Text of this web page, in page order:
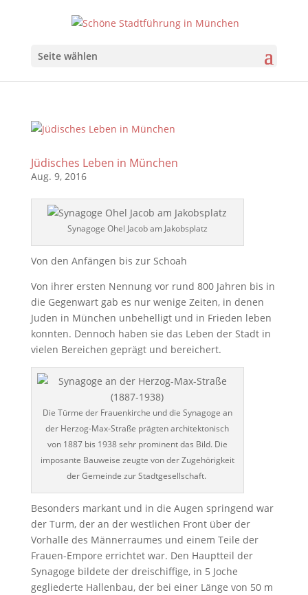
Seite wählen
Jüdisches Leben in München
Aug. 9, 2016
Synagoge Ohel Jacob am Jakobsplatz
Von den Anfängen bis zur Schoah
Von ihrer ersten Nennung vor rund 800 Jahren bis in
die Gegenwart gab es nur wenige Zeiten, in denen
Juden in München unbehelligt und in Frieden leben
konnten. Dennoch haben sie das Leben der Stadt in
vielen Bereichen geprägt und bereichert.
Die Türme der Frauenkirche und die Synagoge an
der Herzog-Max-Straße prägten architektonisch
von 1887 bis 1938 sehr prominent das Bild. Die
imposante Bauweise zeugte von der Zugehörigkeit
der Gemeinde zur Stadtgesellschaft.
Besonders markant und in die Augen springend war
der Turm, der an der westlichen Front über der
Vorhalle des Männerraumes und einem Teile der
Frauen-Empore errichtet war. Den Hauptteil der
Synagoge bildete der dreischiffige, in 5 Joche
gegliederte Hallenbau, der bei einer Länge von 50 m